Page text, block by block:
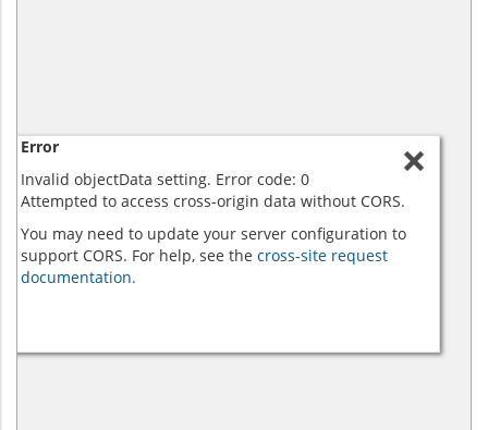
Error
Invalid objectData setting. Error code: 0
Attempted to access cross-origin data without CORS.
You may need to update your server configuration to
support CORS. For help, see the cross-site request
documentation.